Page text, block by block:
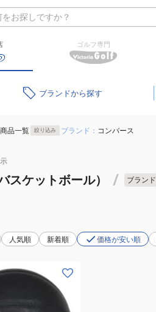
ゴルフ専門
ブランド
商品一覧 絞り込み ブランド： コンバース
スケットボール） / ブランド
人気順 新着順 価格が安い順